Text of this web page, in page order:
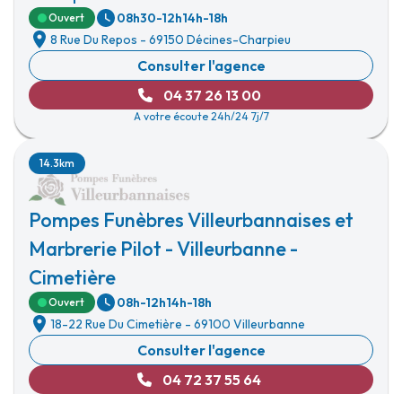
Ouvert 08h30-12h14h-18h
8 Rue Du Repos - 69150 Décines-Charpieu
Consulter l'agence
04 37 26 13 00
A votre écoute 24h/24 7j/7
Pompes Funèbres Villeurbannaises et
Marbrerie Pilot - Villeurbanne -
Cimetière
14.3km
Ouvert 08h-12h14h-18h
18-22 Rue Du Cimetière - 69100 Villeurbanne
Consulter l'agence
04 72 37 55 64